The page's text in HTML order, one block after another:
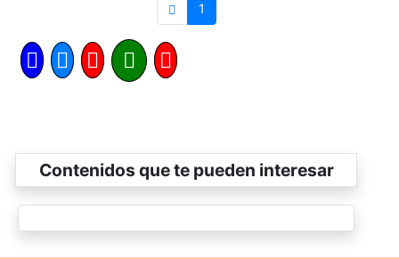
1
Contenidos que te pueden interesar